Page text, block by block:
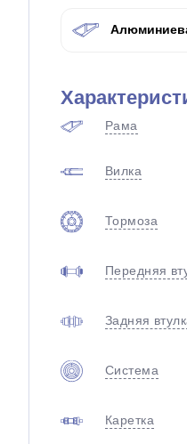
Рама
Вилка
Тормоза
Передняя
Задняя
Система
Каретка